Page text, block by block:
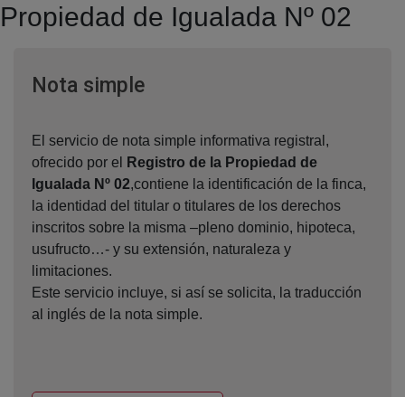
Propiedad de Igualada Nº 02
Nota simpleVentana nueva
El servicio de nota simple informativa registral,
ofrecido por el
Registro de la Propiedad de
Igualada Nº 02,contiene la identificación de la finca,
la identidad del titular o titulares de los derechos
inscritos sobre la misma –pleno dominio, hipoteca,
usufructo…- y su extensión, naturaleza y
limitaciones.
Este servicio incluye, si así se solicita, la traducción
al inglés de la nota simple.